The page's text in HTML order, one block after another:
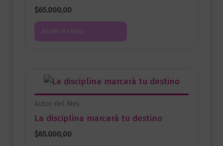
$65.000,00
Añadir al carrito
Autor del Mes
La disciplina marcará tu destino
$65.000,00